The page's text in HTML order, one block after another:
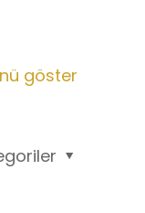
göster